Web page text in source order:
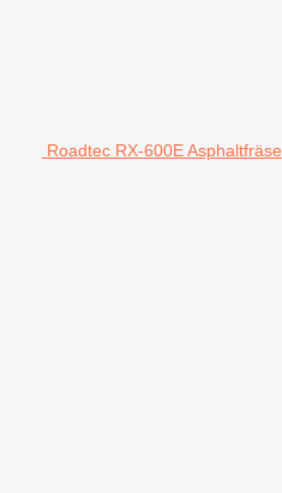
Roadtec RX-600E Asphaltfräse